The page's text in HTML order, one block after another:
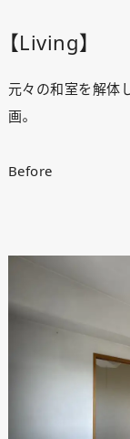
【Living】
元々の和室を解体
画。
Before